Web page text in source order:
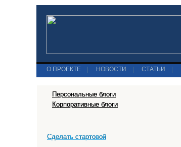
О ПРОЕКТЕ НОВОСТИ СТАТЬИ
Персональные блоги
Корпоративные блоги
Сделать стартовой